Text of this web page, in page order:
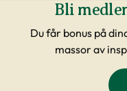
Bli
Du får bonus på
massor av